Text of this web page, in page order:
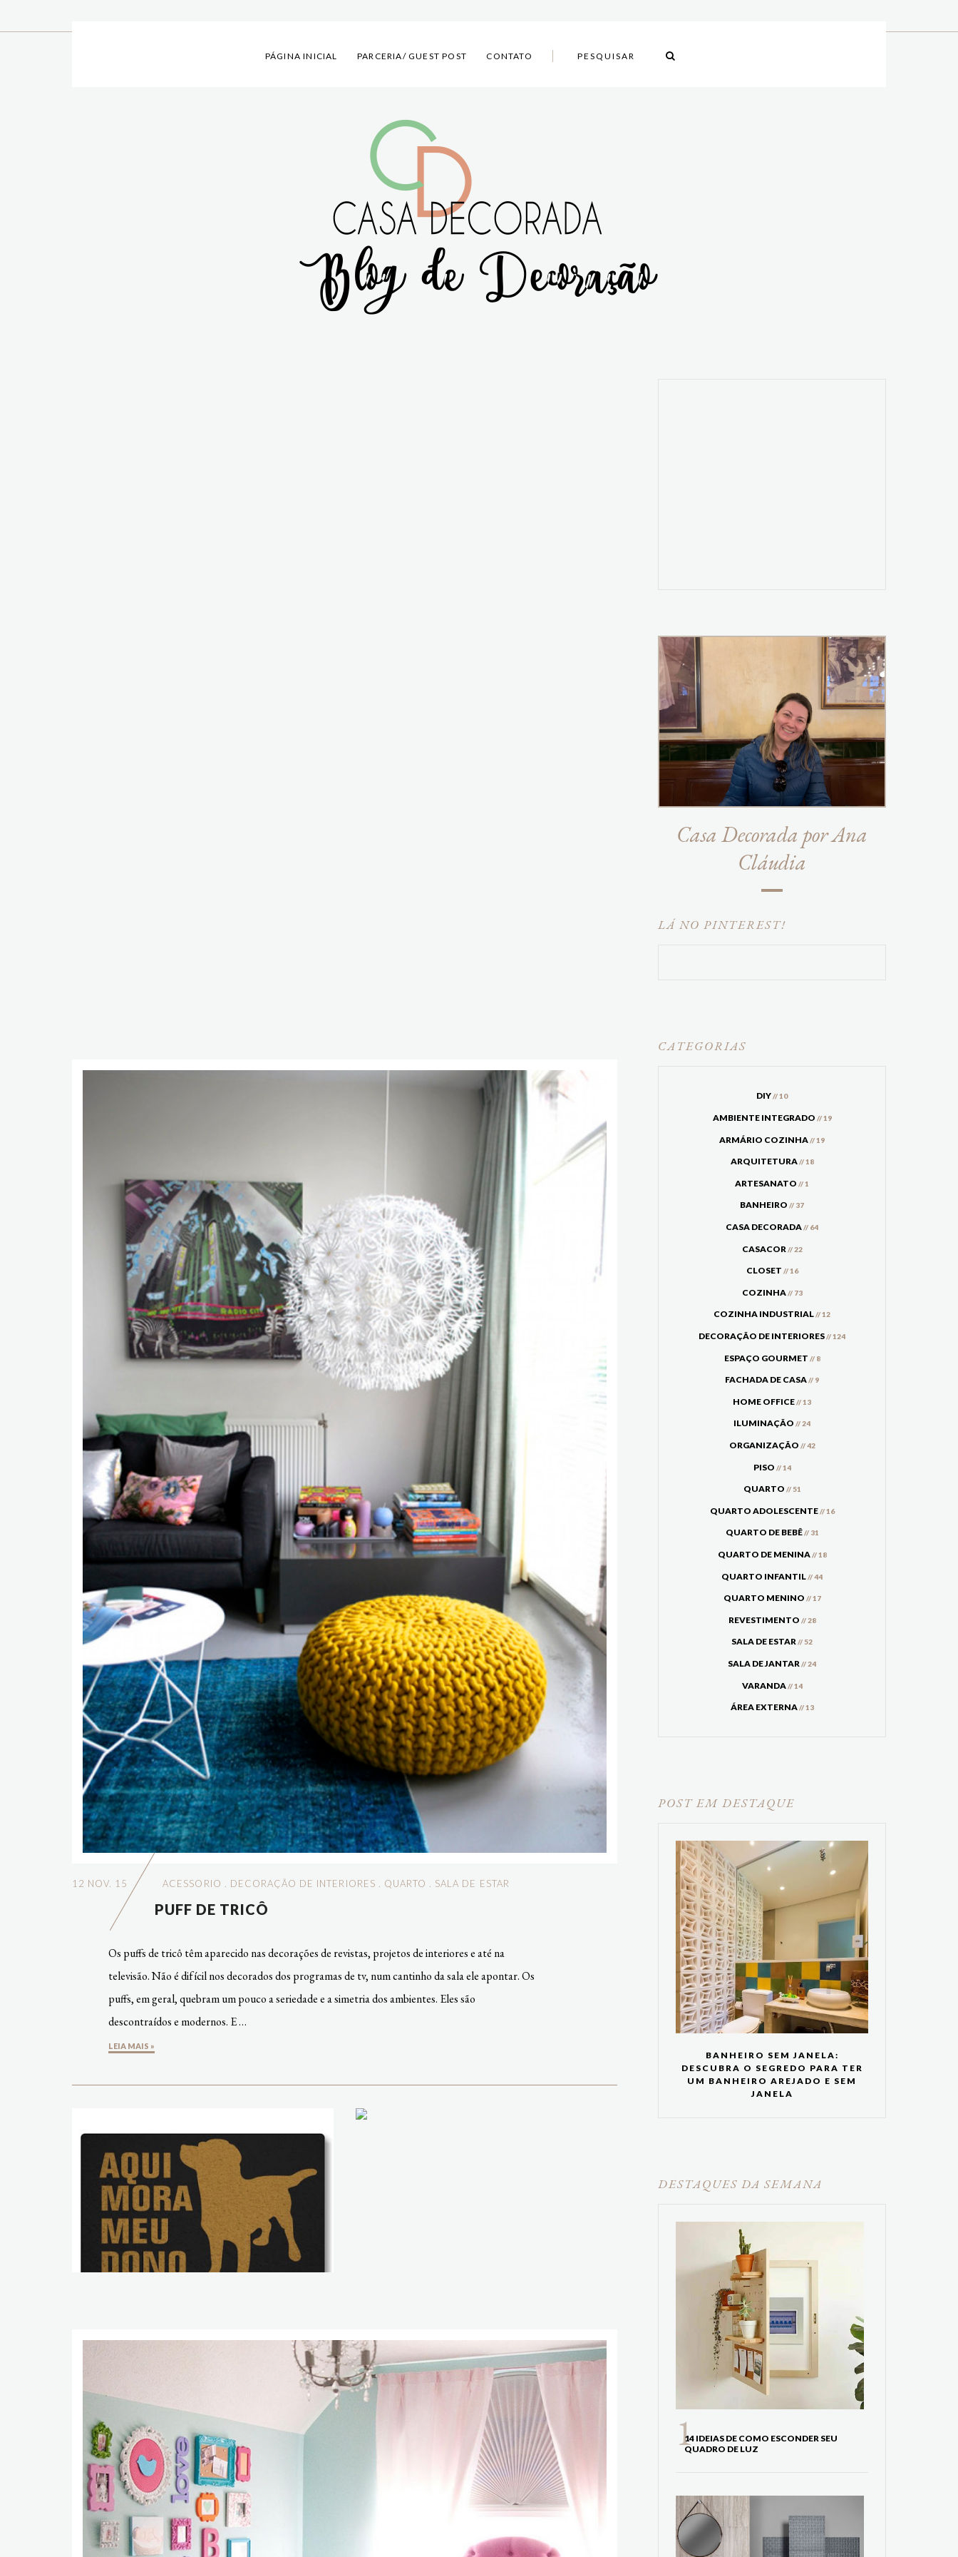
PÁGINA INICIAL PARCERIA/ GUEST POST CONTATO
12 NOV. 15 ACESSORIO DECORAÇÃO DE INTERIORES QUARTO SALA DE ESTAR
PUFF DE TRICÔ
Os puffs de tricô têm aparecido nas decorações de revistas, projetos de interiores e até na
televisão. Não é difícil nos decorados dos programas de tv, num cantinho da sala ele apontar. Os
puffs, em geral, quebram um pouco a seriedade e a simetria dos ambientes. Eles são
descontraídos e modernos. E …
LEIA MAIS »
Casa Decorada por Ana
Cláudia
LÁ NO PINTEREST!
CATEGORIAS
DIY// 10
AMBIENTE INTEGRADO // 19
ARMÁRIO COZINHA// 19
ARQUITETURA// 18
ARTESANATO// 1
BANHEIRO// 37
CASA DECORADA// 64
CASACOR // 22
CLOSET // 16
COZINHA// 73
COZINHA INDUSTRIAL// 12
DECORAÇÃO DE INTERIORES// 124
ESPAÇO GOURMET // 8
FACHADA DE CASA// 9
HOME OFFICE// 13
ILUMINAÇÃO// 24
ORGANIZAÇÃO // 42
PISO // 14
QUARTO // 51
QUARTO ADOLESCENTE// 16
QUARTO DE BEBÊ// 31
QUARTO DE MENINA// 18
QUARTO INFANTIL// 44
QUARTO MENINO // 17
REVESTIMENTO // 28
SALA DE ESTAR// 52
SALA DE JANTAR// 24
VARANDA// 14
ÁREA EXTERNA// 13
POST EM DESTAQUE
BANHEIRO SEM JANELA:
DESCUBRA O SEGREDO PARA TER
UM BANHEIRO AREJADO E SEM
JANELA
DESTAQUES DA SEMANA
14 IDEIAS DE COMO ESCONDER SEU
QUADRO DE LUZ